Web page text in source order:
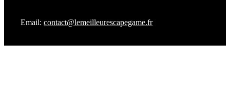
Email:contact@lemeilleurescapegame.fr